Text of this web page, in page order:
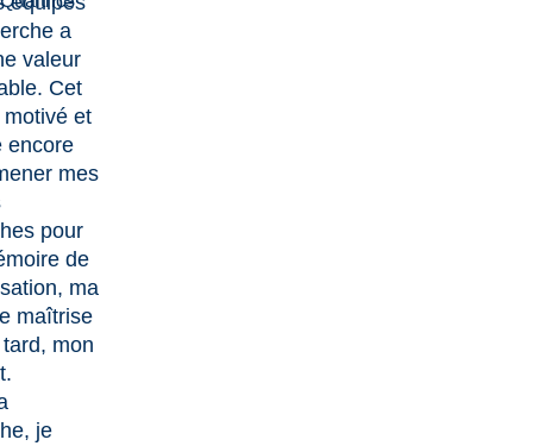
a
valeur
Cet
motivé et
encore
mes
pour
de
ma
maîtrise
mon
je